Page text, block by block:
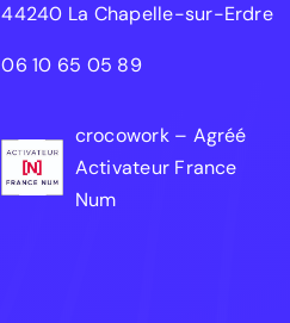
44240 La Chapelle-sur-Erdre
06 10 65 05 89
crocowork – Agréé
Activateur France
Num